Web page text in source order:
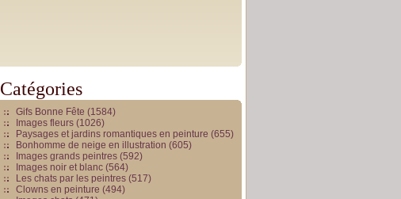
Catégories
Gifs Bonne Fête (1584)
Images fleurs (1026)
Paysages et jardins romantiques en peinture (655)
Bonhomme de neige en illustration (605)
Images grands peintres (592)
Images noir et blanc (564)
Les chats par les peintres (517)
Clowns en peinture (494)